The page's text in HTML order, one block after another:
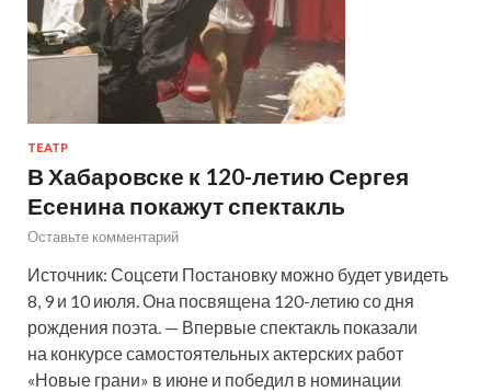
ТЕАТР
В Хабаровске к 120-летию Сергея
Есенина покажут спектакль
Оставьте комментарий
Источник: Соцсети Постановку можно будет увидеть
8, 9 и 10 июля. Она посвящена 120-летию со дня
рождения поэта. — Впервые спектакль показали
на конкурсе самостоятельных актерских работ
«Новые грани» в июне и победил в номинации